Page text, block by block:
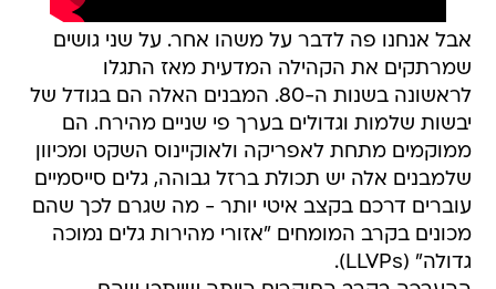
אבל אנחנו פה לדבר על משהו אחר. על שני גושים
שמרתקים את הקהילה המדעית מאז התגלו
לראשונה בשנות ה-80. המבנים האלה הם בגודל של
יבשות שלמות וגדולים בערך פי שניים מהירח. הם
ממוקמים מתחת לאפריקה ולאוקיינוס השקט ומכיוון
שלמבנים אלה יש תכולת ברזל גבוהה, גלים סייסמיים
עוברים דרכם בקצב איטי יותר - מה שגרם לכך שהם
מכונים בקרב המומחים "אזורי מהירות גלים נמוכה
גדולה" (LLVPs).